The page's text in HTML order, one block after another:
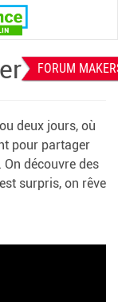
Faire
deux jours, où
pour partager
découvre des
surpris, on rêve
FORUM